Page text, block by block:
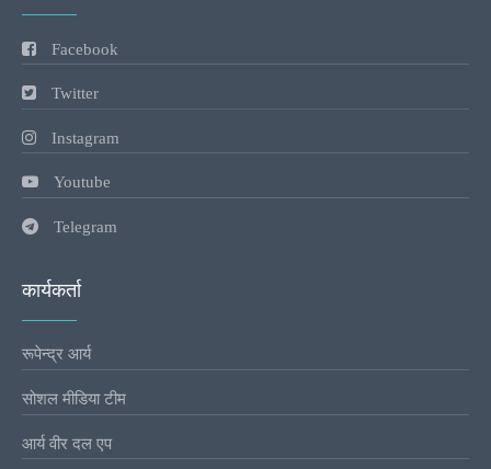
Facebook
Twitter
Instagram
Youtube
Telegram
कार्यकर्ता
रूपेन्द्र आर्य
सोशल मीडिया टीम
आर्य वीर दल एप